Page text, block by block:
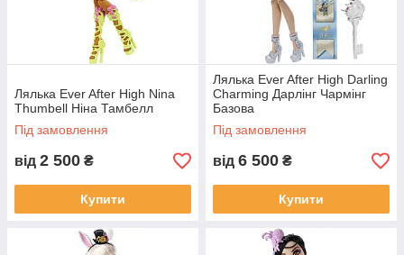
Лялька Ever After High Nina
Thumbell Ніна Тамбелл
Під замовлення
від 2 500 ₴
Купити
Лялька Ever After High Darling
Charming Дарлінг Чармінг
Базова
Під замовлення
від 6 500 ₴
Купити